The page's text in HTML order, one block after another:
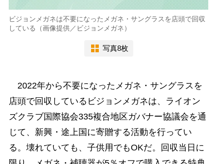
ビジョンメガネは不要になったメガネ・サングラスを店頭で回収
している（画像提供／ビジョンメガネ）
写真8枚
2022年から不要になったメガネ・サングラスを
店頭で回収しているビジョンメガネは、ライオン
ズクラブ国際協会335複合地区ガバナー協議会を通
じて、新興・途上国に寄贈する活動を行ってい
る。壊れていても、子供用でもOKだ。回収当日に